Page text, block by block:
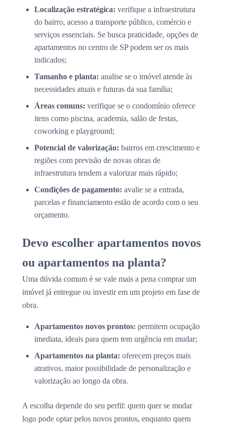
Localização estratégica: verifique a infraestrutura
do bairro, acesso a transporte público, comércio e
serviços essenciais. Se busca praticidade, opções de
apartamentos no centro de SP podem ser os mais
indicados;
Tamanho e planta: analise se o imóvel atende às
necessidades atuais e futuras da sua família;
Áreas comuns: verifique se o condomínio oferece
itens como piscina, academia, salão de festas,
coworking e playground;
Potencial de valorização: bairros em crescimento e
regiões com previsão de novas obras de
infraestrutura tendem a valorizar mais rápido;
Condições de pagamento: avalie se a entrada,
parcelas e financiamento estão de acordo com o seu
orçamento.
Devo escolher apartamentos novos
ou apartamentos na planta?
Uma dúvida comum é se vale mais a pena comprar um
imóvel já entregue ou investir em um projeto em fase de
obra.
Apartamentos novos prontos: permitem ocupação
imediata, ideais para quem tem urgência em mudar;
Apartamentos na planta: oferecem preços mais
atrativos, maior possibilidade de personalização e
valorização ao longo da obra.
A escolha depende do seu perfil: quem quer se mudar
logo pode optar pelos novos prontos, enquanto quem